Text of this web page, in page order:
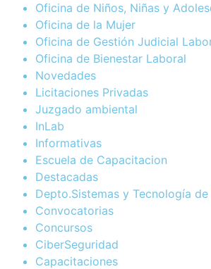
Oficina de Niños, Niñas y
Oficina de la Mujer
Oficina de Gestión Judicial
Oficina de Bienestar Laboral
Novedades
Licitaciones Privadas
Juzgado ambiental
InLab
Informativas
Escuela de Capacitacion
Destacadas
Depto.Sistemas y Tecnología
Convocatorias
Concursos
CiberSeguridad
Capacitaciones